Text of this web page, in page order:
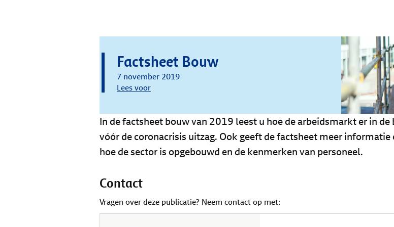
Factsheet Bouw
7 november 2019
Lees voor
In de factsheet bouw van 2019 leest u hoe de arbeidsmarkt er in de
vóór de coronacrisis uitzag. Ook geeft de factsheet meer informatie
hoe de sector is opgebouwd en de kenmerken van personeel.
Contact
Vragen over deze publicatie? Neem contact op met: